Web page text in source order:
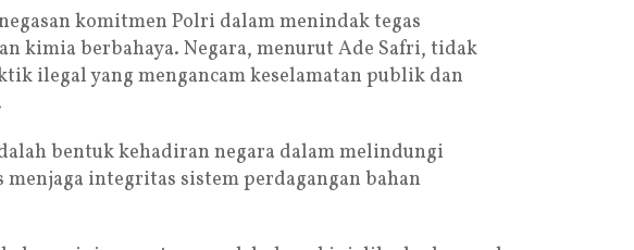
komitmen Polri dalam menindak tegas
kimia berbahaya. Negara, menurut Ade Safri, tidak
ilegal yang mengancam keselamatan publik dan
bentuk kehadiran negara dalam melindungi
menjaga integritas sistem perdagangan bahan